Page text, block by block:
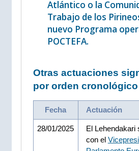
Atlántico o la
Trabajo de los
nuevo Programa
POCTEFA.
Otras actuaciones
por orden cronológico
Fecha Actuación
28/01/2025
El Lehendakari
con el